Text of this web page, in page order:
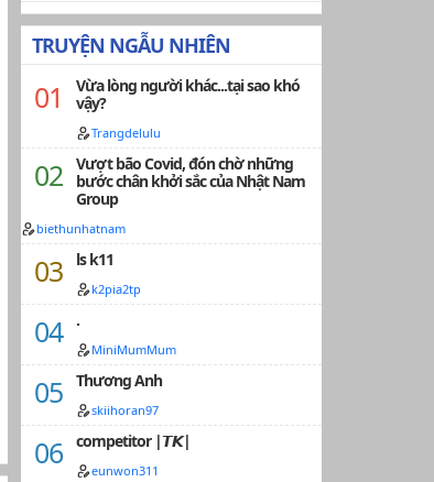
TRUYỆN NGẪU NHIÊN
Vừa lòng người khác...tại sao khó
vậy?
Trangdelulu
Vượt bão Covid, đón chờ những
bước chân khởi sắc của Nhật Nam
Group
biethunhatnam
ls k11
k2pia2tp
.
MiniMumMum
Thương Anh
skiihoran97
competitor |𝙏𝙆|
eunwon311